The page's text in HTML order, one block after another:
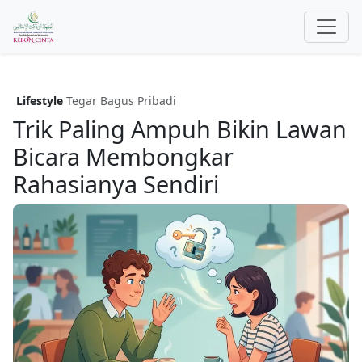
Lifestyle Tegar Bagus Pribadi
Trik Paling Ampuh Bikin Lawan
Bicara Membongkar
Rahasianya Sendiri